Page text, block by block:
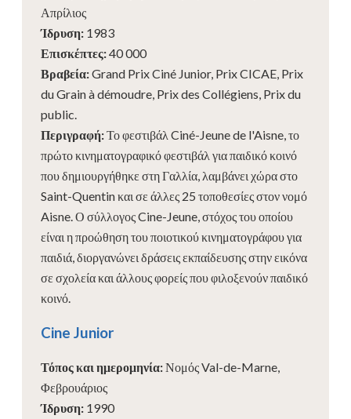
Απρίλιος
Ίδρυση: 1983
Επισκέπτες:40 000
Βραβεία:Grand Prix Ciné Junior, Prix CICAE, Prix
du Grain à démoudre, Prix des Collégiens, Prix du
public.
Περιγραφή:Το φεστιβάλ Ciné-Jeune de l'Aisne, το
πρώτο κινηματογραφικό φεστιβάλ για παιδικό κοινό
που δημιουργήθηκε στη Γαλλία, λαμβάνει χώρα στο
Saint-Quentin και σε άλλες 25 τοποθεσίες στον νομό
Aisne. Ο σύλλογος Cine-Jeune, στόχος του οποίου
είναι η προώθηση του ποιοτικού κινηματογράφου για
παιδιά, διοργανώνει δράσεις εκπαίδευσης στην εικόνα
σε σχολεία και άλλους φορείς που φιλοξενούν παιδικό
κοινό.
Cine Junior
Τόπος και ημερομηνία:Νομός Val-de-Marne,
Φεβρουάριος
Ίδρυση: 1990